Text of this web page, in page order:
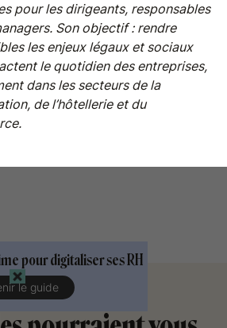
pour digitaliser ses RH
le guide
pour les dirigeants, responsables
Son objectif : rendre
les enjeux légaux et sociaux
le quotidien des entreprises,
dans les secteurs de la
de l’hôtellerie et du